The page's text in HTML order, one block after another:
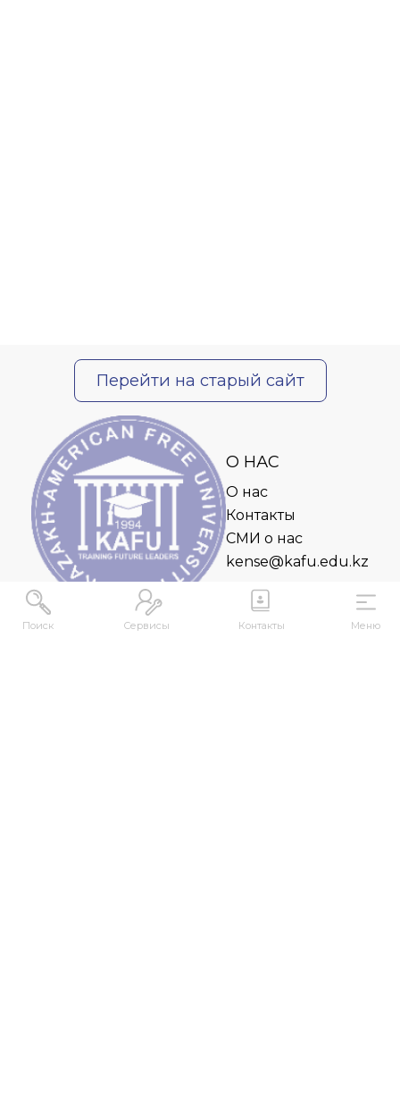
Поиск Сервисы Контакты Меню
Перейти на старый сайт
О НАС
О нас
Контакты
СМИ о нас
kense@kafu.edu.kz